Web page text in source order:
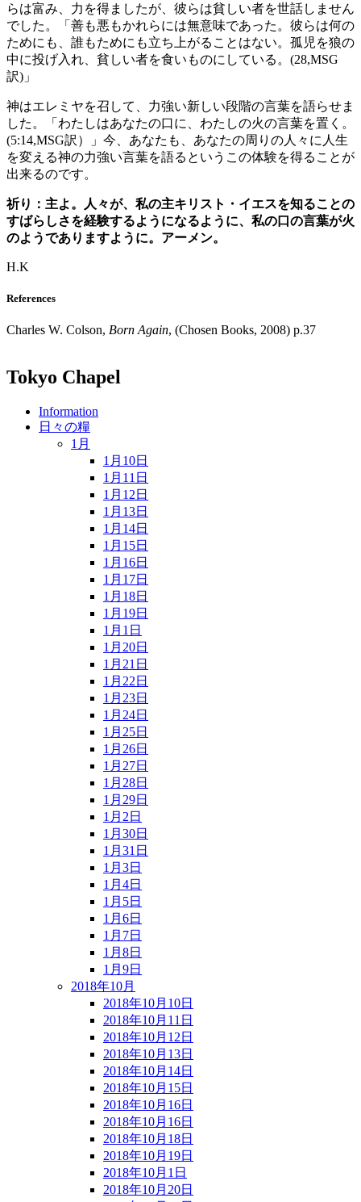
らは富み、力を得ましたが、彼らは貧しい者を世話しません
でした。「善も悪もかれらには無意味であった。彼らは何の
ためにも、誰もためにも立ち上がることはない。孤児を狼の
中に投げ入れ、貧しい者を食いものにしている。(28,MSG
訳)」
神はエレミヤを召して、力強い新しい段階の言葉を語らせま
した。「わたしはあなたの口に、わたしの火の言葉を置く。
(5:14,MSG訳）」今、あなたも、あなたの周りの人々に人生
を変える神の力強い言葉を語るというこの体験を得ることが
出来るのです。
祈り：主よ。人々が、私の主キリスト・イエスを知ることの
すばらしさを経験するようになるように、私の口の言葉が火
のようでありますように。アーメン。
H.K
References
Charles W. Colson, Born Again, (Chosen Books, 2008) p.37
Tokyo Chapel
Information
日々の糧
1月
1月10日
1月11日
1月12日
1月13日
1月14日
1月15日
1月16日
1月17日
1月18日
1月19日
1月1日
1月20日
1月21日
1月22日
1月23日
1月24日
1月25日
1月26日
1月27日
1月28日
1月29日
1月2日
1月30日
1月31日
1月3日
1月4日
1月5日
1月6日
1月7日
1月8日
1月9日
2018年10月
2018年10月10日
2018年10月11日
2018年10月12日
2018年10月13日
2018年10月14日
2018年10月15日
2018年10月16日
2018年10月16日
2018年10月18日
2018年10月19日
2018年10月1日
2018年10月20日